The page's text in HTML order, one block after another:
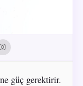
güç gerektirir.